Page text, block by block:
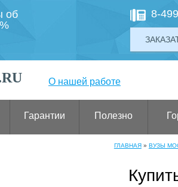
об
8-
О нашей работе
Гарантии Полезно
ГЛАВНАЯ» ВУЗЫ